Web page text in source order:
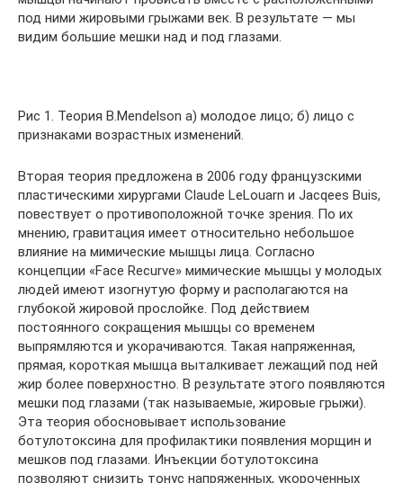
под ними жировыми грыжами век. В результате — мы
видим большие мешки над и под глазами.
Рис 1. Теория B.Mendelson а) молодое лицо; б) лицо с
признаками возрастных изменений.
Вторая теория предложена в 2006 году французскими
пластическими хирургами Claude LeLouarn и Jacqees Buis,
повествует о противоположной точке зрения. По их
мнению, гравитация имеет относительно небольшое
влияние на мимические мышцы лица. Согласно
концепции «Face Recurve» мимические мышцы у молодых
людей имеют изогнутую форму и располагаются на
глубокой жировой прослойке. Под действием
постоянного сокращения мышцы со временем
выпрямляются и укорачиваются. Такая напряженная,
прямая, короткая мышца выталкивает лежащий под ней
жир более поверхностно. В результате этого появляются
мешки под глазами (так называемые, жировые грыжи).
Эта теория обосновывает использование
ботулотоксина для профилактики появления морщин и
мешков под глазами. Инъекции ботулотоксина
позволяют снизить тонус напряженных, укороченных